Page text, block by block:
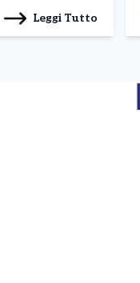
ancora
svolto
Leggi Tutto